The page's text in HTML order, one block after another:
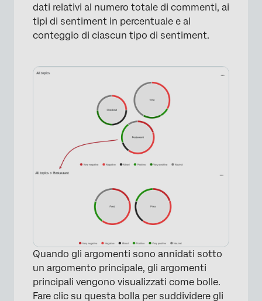
×
dati relativi al numero totale di commenti, ai
tipi di sentiment in percentuale e al
conteggio di ciascun tipo di sentiment.
Quando gli argomenti sono annidati sotto
un argomento principale, gli argomenti
principali vengono visualizzati come bolle.
Fare clic su questa bolla per suddividere gli